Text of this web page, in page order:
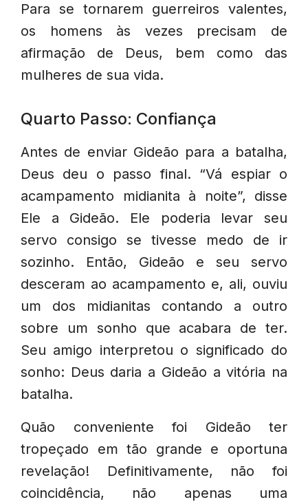
Para se tornarem guerreiros valentes,
os homens às vezes precisam de
afirmação de Deus, bem como das
mulheres de sua vida.
Quarto Passo: Confiança
Antes de enviar Gideão para a batalha,
Deus deu o passo final. “Vá espiar o
acampamento midianita à noite”, disse
Ele a Gideão. Ele poderia levar seu
servo consigo se tivesse medo de ir
sozinho. Então, Gideão e seu servo
desceram ao acampamento e, ali, ouviu
um dos midianitas contando a outro
sobre um sonho que acabara de ter.
Seu amigo interpretou o significado do
sonho: Deus daria a Gideão a vitória na
batalha.
Quão conveniente foi Gideão ter
tropeçado em tão grande e oportuna
revelação! Definitivamente, não foi
coincidência, não apenas uma